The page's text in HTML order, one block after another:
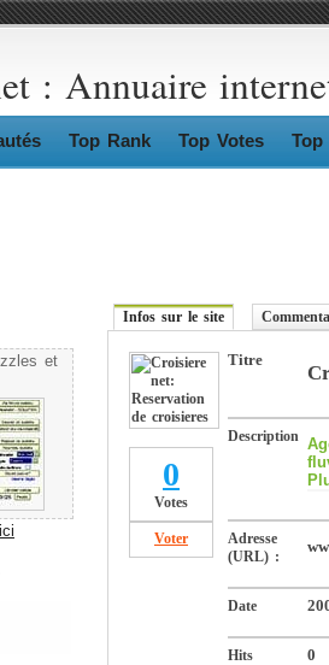
: Annuaire
Top Rank Top Votes Top
et
Infos sur le site
0
Votes
Voter
Titre
Description
Adresse
(URL) :
Date
Hits 0